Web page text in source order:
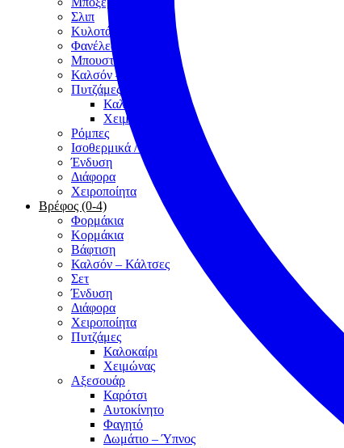
Σλιπ
Κυλοτάκια
Φανέλες
Μπουστάκια
Καλσόν – Κάλτσες
Πυτζάμες
Καλοκαίρι
Χειμώνας
Ρόμπες
Ισοθερμικά / Μάλλινα
Ένδυση
Διάφορα
Χειροποίητα
Βρέφος (0-4)
Φορμάκια
Κορμάκια
Βάφτιση
Καλσόν – Κάλτσες
Σετ
Ένδυση
Διάφορα
Χειροποίητα
Πυτζάμες
Καλοκαίρι
Χειμώνας
Αξεσουάρ
Καρότσι
Αυτοκίνητο
Φαγητό
Δωμάτιο – Ύπνος